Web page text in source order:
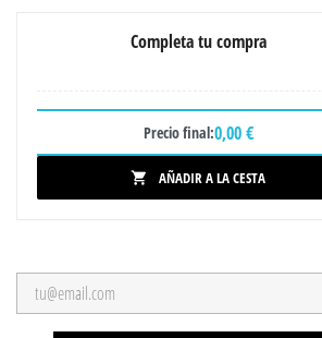
Completa tu compra
Precio final:0,00 €
 AÑADIR A LA CESTA